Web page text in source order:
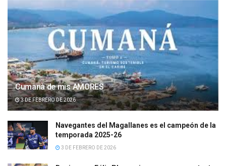
Cumanà de mis AMORES
3 DE FEBRERO DE 2026
Navegantes del Magallanes es el campeón de la
temporada 2025-26
3 DE FEBRERO DE 2026